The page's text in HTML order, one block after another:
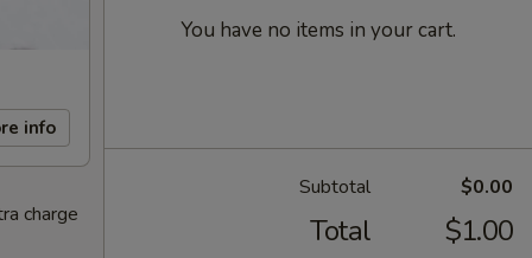
info
charge
You have no items in your cart.
Subtotal $0.00
Total $1.00